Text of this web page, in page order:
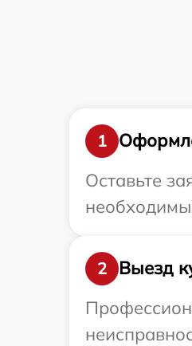
1
Оставьте
2
Выезд